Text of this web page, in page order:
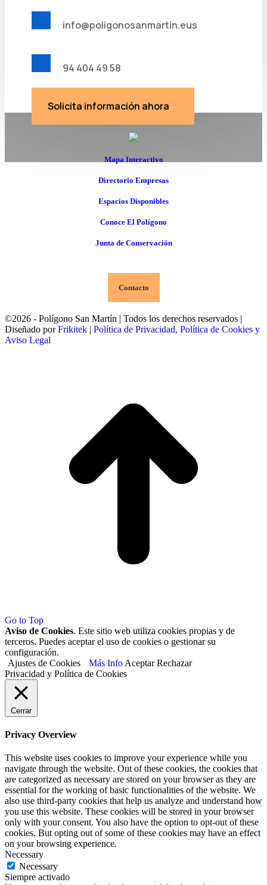
info@poligonosanmartin.eus
94 404 49 58
Solicita información ahora
Mapa Interactivo
Directorio Empresas
Espacios Disponibles
Conoce El Polígono
Junta de Conservación
Contacto
©2026 - Polígono San Martín | Todos los derechos reservados |
Diseñado porFrikitek | Política de Privacidad, Política de Cookies y
Aviso Legal
Go to Top
Aviso de Cookies. Este sitio web utiliza cookies propias y de
terceros. Puedes aceptar el uso de cookies o gestionar su
configuración.
Ajustes de Cookies
Más Info Aceptar Rechazar
Privacidad y Política de Cookies
Cerrar
Privacy Overview
This website uses cookies to improve your experience while you
navigate through the website. Out of these cookies, the cookies that
are categorized as necessary are stored on your browser as they are
essential for the working of basic functionalities of the website. We
also use third-party cookies that help us analyze and understand how
you use this website. These cookies will be stored in your browser
only with your consent. You also have the option to opt-out of these
cookies. But opting out of some of these cookies may have an effect
on your browsing experience.
Necessary
Necessary
Siempre activado